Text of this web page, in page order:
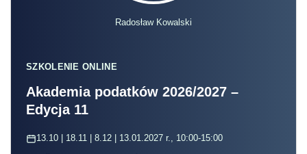
Radosław Kowalski
SZKOLENIE ONLINE
Akademia podatków 2026/2027 –
Edycja 11
13.10 | 18.11 | 8.12 | 13.01.2027 r., 10:00-15:00